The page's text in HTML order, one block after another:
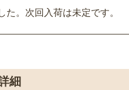
。次回入荷は未定です。
細